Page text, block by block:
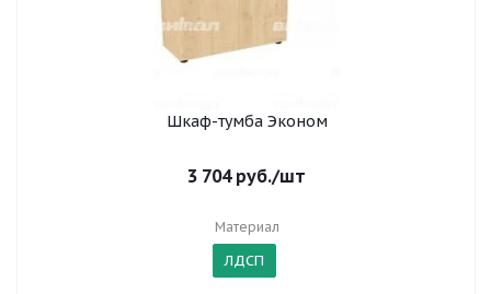
Шкаф-тумба Эконом
3 704руб./шт
Материал
ЛДСП